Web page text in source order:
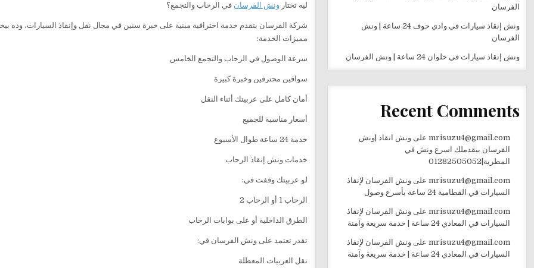
ليه تختارونش الفرسان في الرحاب والتجمع؟
شركة الفرسان بتقدم خدمة احترافية مبنية على خبرة سنين في مجال نقل وإنقاذ السيارات، وده
مميزات الخدمة:
سرعة الوصول في الرحاب والتجمع الخامس
سواقين محترفين وخبرة كبيرة
أمان كامل على عربيتك أثناء النقل
أسعار مناسبة للجميع
خدمة 24 ساعة طوال الأسبوع
خدمات ونش إنقاذ الرحاب
لو عربيتك وقفت في:
الرحاب 1 أو الرحاب 2
الطرق الداخلية أو على بوابات الرحاب
تقدر تعتمد على ونش الفرسان في:
نقل العربيات المعطلة
الفرسان
ونش إنقاذ سيارات في وادي حوف 24 ساعة | ونش
الفرسان
ونش إنقاذ سيارات في حلوان 24 ساعة | ونش الفرسان
Recent Comments
mrisuzu4@gmail.comعلى ونش انقاذ |ونش
الفرسان بيقدملك اسرع ونش في
المطرية|01282505052
mrisuzu4@gmail.comعلى ونش الفرسان لإنقاذ
السيارات في القطامية 24 ساعة بأسرع وصول
mrisuzu4@gmail.comعلى ونش الفرسان لإنقاذ
السيارات في المعادي 24 ساعة | خدمة سريعة وآمنة
mrisuzu4@gmail.comعلى ونش الفرسان لإنقاذ
السيارات في المعادي 24 ساعة | خدمة سريعة وآمنة